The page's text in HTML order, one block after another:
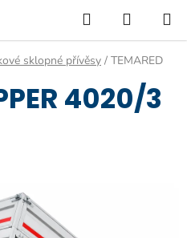
Hledat
KOŠÍK
sklopné přívěsy / TEMARED
4020/3